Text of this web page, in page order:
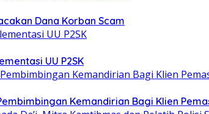
Dana Korban Scam
UU P2SK
Kemandirian Bagi Klien